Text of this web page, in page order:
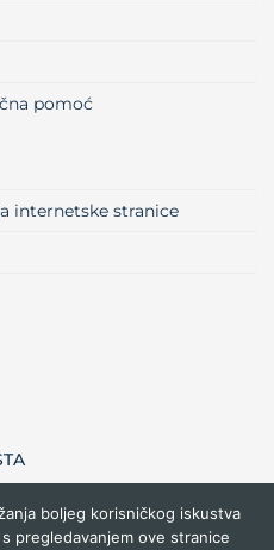
pomoć
internetske stranice
Dinners Credit Cash
boljeg korisničkog iskustva
pregledavanjem ove stranice